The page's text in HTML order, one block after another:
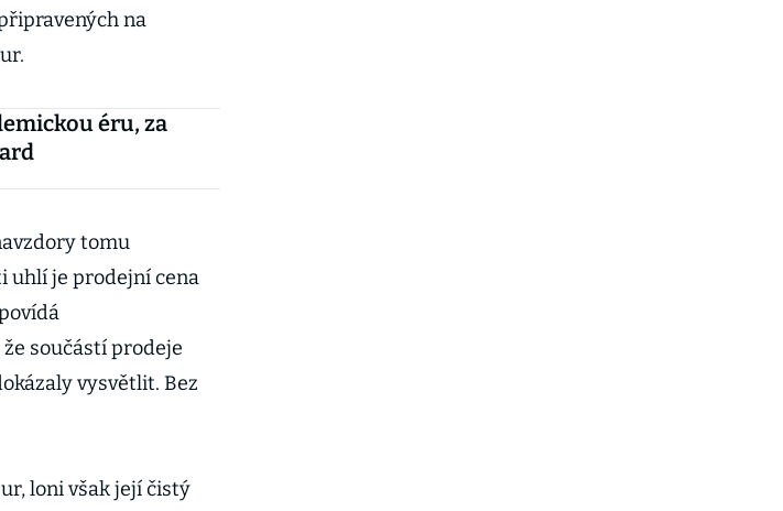
na
éru, za
tomu
uhlí je prodejní cena
součástí prodeje
vysvětlit. Bez
loni však její čistý